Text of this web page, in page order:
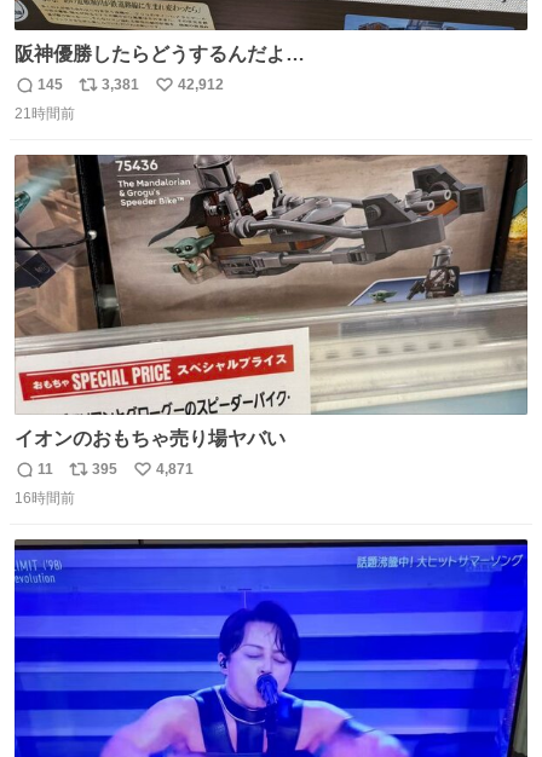
阪神優勝したらどうするんだよ…
返
信
145
リ
ト
数
3,381
い
数
42,912
21時間前
イオンのおもちゃ売り場ヤバい
返
信
11
リ
ポ
ト
395
い
数
4,871
16時間前